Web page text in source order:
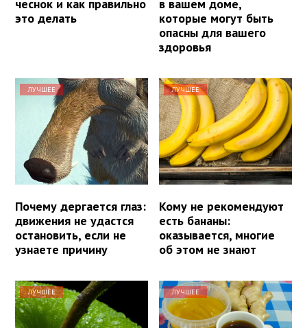
чеснок и как правильно
это делать
в вашем доме,
которые могут быть
опасны для вашего
здоровья
ЛУЧШЕЕ
Почему дергается глаз:
движения не удастся
остановить, если не
узнаете причину
ЛУЧШЕЕ
Кому не рекомендуют
есть бананы:
оказывается, многие
об этом не знают
ЛУЧШЕЕ ЛУЧШЕЕ